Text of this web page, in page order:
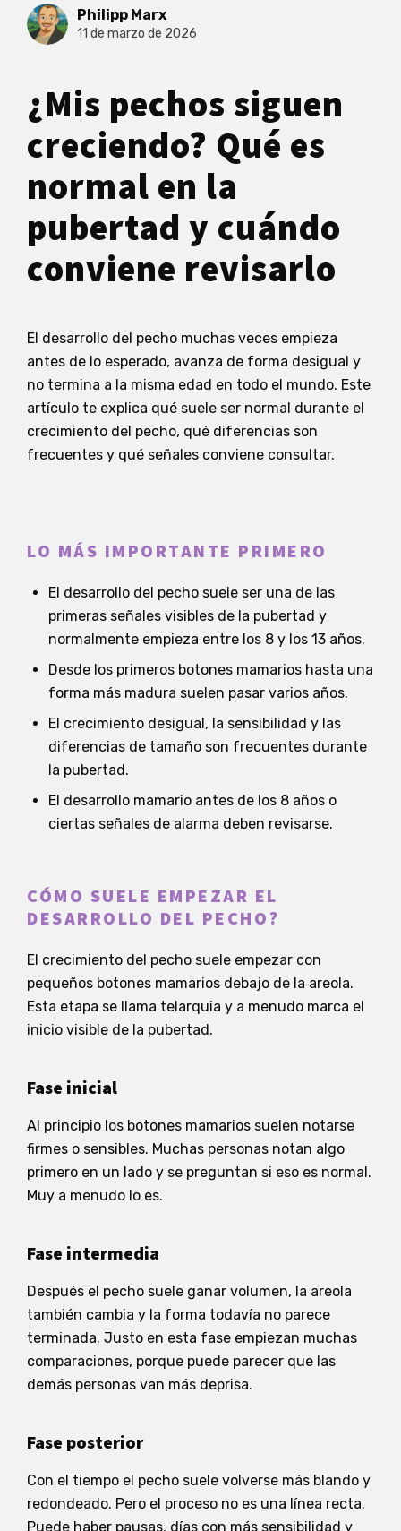
Philipp Marx
11 de marzo de 2026
¿Mis pechos siguen
creciendo? Qué es
normal en la
pubertad y cuándo
conviene revisarlo
El desarrollo del pecho muchas veces empieza
antes de lo esperado, avanza de forma desigual y
no termina a la misma edad en todo el mundo. Este
artículo te explica qué suele ser normal durante el
crecimiento del pecho, qué diferencias son
frecuentes y qué señales conviene consultar.
LO MÁS IMPORTANTE PRIMERO
El desarrollo del pecho suele ser una de las
primeras señales visibles de la pubertad y
normalmente empieza entre los 8 y los 13 años.
Desde los primeros botones mamarios hasta una
forma más madura suelen pasar varios años.
El crecimiento desigual, la sensibilidad y las
diferencias de tamaño son frecuentes durante
la pubertad.
El desarrollo mamario antes de los 8 años o
ciertas señales de alarma deben revisarse.
CÓMO SUELE EMPEZAR EL
DESARROLLO DEL PECHO?
El crecimiento del pecho suele empezar con
pequeños botones mamarios debajo de la areola.
Esta etapa se llama telarquia y a menudo marca el
inicio visible de la pubertad.
Fase inicial
Al principio los botones mamarios suelen notarse
firmes o sensibles. Muchas personas notan algo
primero en un lado y se preguntan si eso es normal.
Muy a menudo lo es.
Fase intermedia
Después el pecho suele ganar volumen, la areola
también cambia y la forma todavía no parece
terminada. Justo en esta fase empiezan muchas
comparaciones, porque puede parecer que las
demás personas van más deprisa.
Fase posterior
Con el tiempo el pecho suele volverse más blando y
redondeado. Pero el proceso no es una línea recta.
Puede haber pausas, días con más sensibilidad y